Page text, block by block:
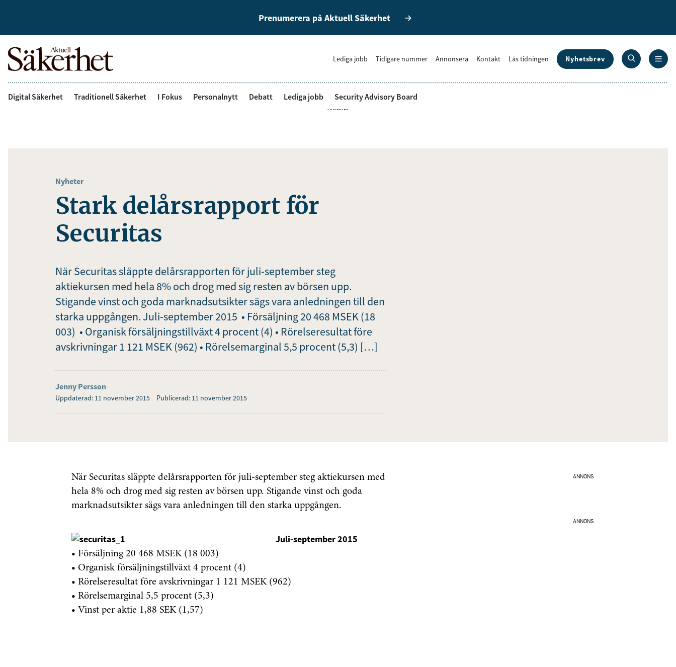
Prenumerera på Aktuell Säkerhet
Lediga jobb Tidigare nummer Annonsera Kontakt Läs tidningen Nyhetsbrev
Digital Säkerhet Traditionell Säkerhet I Fokus Personalnytt Debatt Lediga jobb Security Advisory Board
ANNONS
Nyheter
Stark delårsrapport för
Securitas
När Securitas släppte delårsrapporten för juli-september steg
aktiekursen med hela 8% och drog med sig resten av börsen upp.
Stigande vinst och goda marknadsutsikter sägs vara anledningen till den
starka uppgången. Juli-september 2015 • Försäljning 20 468 MSEK (18
003) • Organisk försäljningstillväxt 4 procent (4) • Rörelseresultat före
avskrivningar 1 121 MSEK (962) • Rörelsemarginal 5,5 procent (5,3) […]
Jenny Persson
Uppdaterad: 11 november 2015 Publicerad: 11 november 2015
När Securitas släppte delårsrapporten för juli-september steg aktiekursen med
hela 8% och drog med sig resten av börsen upp. Stigande vinst och goda
marknadsutsikter sägs vara anledningen till den starka uppgången.
Juli-september 2015
• Försäljning 20 468 MSEK (18 003)
• Organisk försäljningstillväxt 4 procent (4)
• Rörelseresultat före avskrivningar 1 121 MSEK (962)
• Rörelsemarginal 5,5 procent (5,3)
• Vinst per aktie 1,88 SEK (1,57)
ANNONS
ANNONS